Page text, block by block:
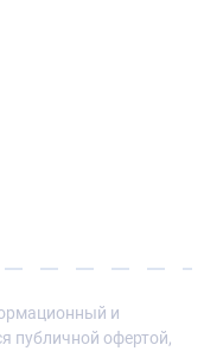
и
публичной офертой,